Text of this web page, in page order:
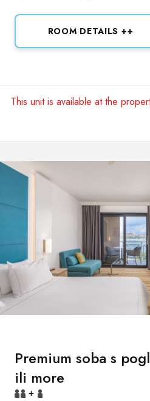
ROOM DETAILS ++
This unit is available at the
Premium soba s
ili more
+